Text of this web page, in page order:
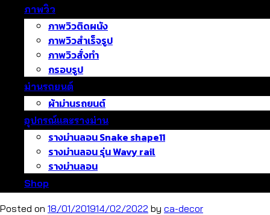
ภาพวิว
ภาพวิวติดผนัง
ภาพวิวสำเร็จรูป
ภาพวิวสั่งทำ
กรอบรูป
ม่านรถยนต์
ผ้าม่านรถยนต์
อุปกรณ์และรางม่าน
รางม่านลอน Snake shape11
รางม่านลอน รุ่น Wavy rail
รางม่านลอน
Shop
Posted on 18/01/201914/02/2022 by ca-decor